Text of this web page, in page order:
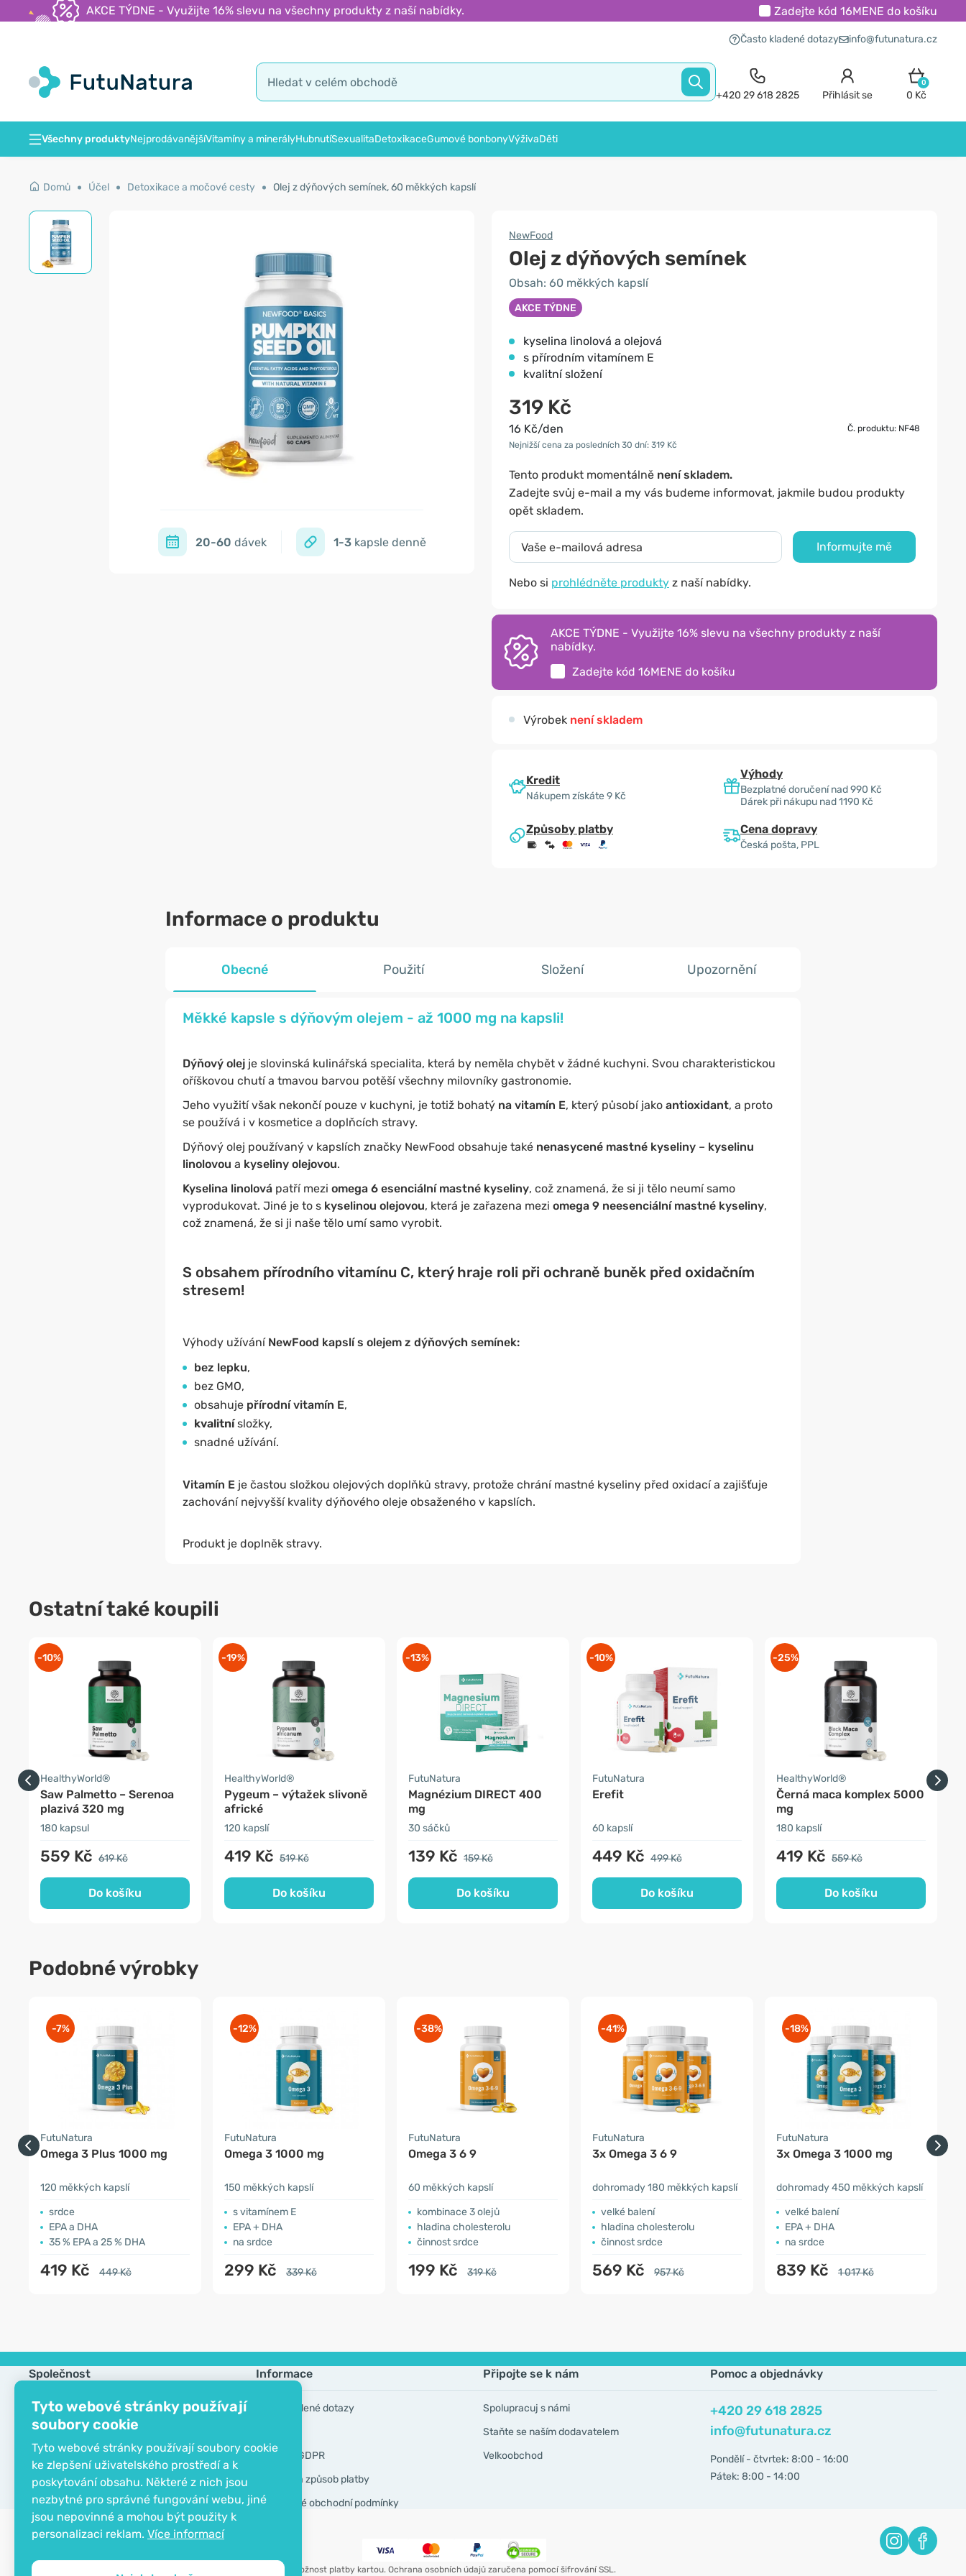
Tyto webové stránky používají
soubory cookie
Tyto webové stránky používají soubory cookie
ke zlepšení uživatelského prostředí a k
poskytování obsahu. Některé z nich jsou
nezbytné pro správné fungování webu, jiné
jsou nepovinné a mohou být použity k
personalizaci reklam. Více informací
AKCE TÝDNE - Využijte 16% slevu na všechny produkty z naší nabídky. Zadejte kód 16MENE do košíku
Často kladené dotazy info@futunatura.cz
+420 29 618 2825 Přihlásit se
0
0 Kč
Všechny produktyNejprodávanějšíVitamíny a minerályHubnutíSexualitaDetoxikaceGumové bonbonyVýživaDěti
Domů Účel Detoxikace a močové cesty Olej z dýňových semínek, 60 měkkých kapslí
20-60 dávek 1-3kapsle denně
NewFood
Olej z dýňových semínek
Obsah: 60 měkkých kapslí
AKCE TÝDNE
kyselina linolová a olejová
s přírodním vitamínem E
kvalitní složení
319 Kč
16 Kč/den
Č. produktu: NF48
Nejnižší cena za posledních 30 dní: 319 Kč
Tento produkt momentálně není skladem.
Zadejte svůj e-mail a my vás budeme informovat, jakmile budou produkty
opět skladem.
Informujte mě
Nebo si prohlédněte produkty z naší nabídky.
AKCE TÝDNE - Využijte 16% slevu na všechny produkty z naší
nabídky.
Zadejte kód 16MENE do košíku
Výrobek není skladem
Kredit
Nákupem získáte 9 Kč
Výhody
Bezplatné doručení nad 990 Kč
Dárek při nákupu nad 1190 Kč
Způsoby platby Cena dopravy
Česká pošta, PPL
Informace o produktu
Obecné Použití Složení Upozornění
Měkké kapsle s dýňovým olejem - až 1000 mg na kapsli!
Dýňový olejje slovinská kulinářská specialita, která by neměla chybět v žádné kuchyni. Svou charakteristickou
oříškovou chutí a tmavou barvou potěší všechny milovníky gastronomie.
Jeho využití však nekončí pouze v kuchyni, je totiž bohatý na vitamín E, který působí jako antioxidant, a proto
se používá i v kosmetice a doplňcích stravy.
Dýňový olej používaný v kapslích značky NewFood obsahuje také nenasycené mastné kyseliny– kyselinu
linolovou a kyseliny olejovou.
Kyselina linolovápatří mezi omega 6 esenciální mastné kyseliny, což znamená, že si ji tělo neumí samo
vyprodukovat. Jiné je to s kyselinou olejovou, která je zařazena mezi omega 9 neesenciální mastné kyseliny,
což znamená, že si ji naše tělo umí samo vyrobit.
S obsahem přírodního vitamínu C, který hraje roli při ochraně buněk před oxidačním
stresem!
Výhody užívání NewFood kapslí s olejem z dýňových semínek:
bez lepku,
bez GMO,
obsahuje přírodní vitamín E,
kvalitnísložky,
snadné užívání.
Vitamín Eje častou složkou olejových doplňků stravy, protože chrání mastné kyseliny před oxidací a zajišťuje
zachování nejvyšší kvality dýňového oleje obsaženého v kapslích.
Produkt je doplněk stravy.
Ostatní také koupili
-10%
HealthyWorld®
Saw Palmetto – Serenoa
plazivá 320 mg
180 kapsul
559 Kč 619 Kč
Do košíku
-19%
HealthyWorld®
Pygeum – výtažek slivoně
africké
120 kapslí
419 Kč 519 Kč
Do košíku
-13%
FutuNatura
Magnézium DIRECT 400
mg
30 sáčků
139 Kč 159 Kč
Do košíku
-10%
FutuNatura
Erefit
60 kapslí
449 Kč 499 Kč
Do košíku
-25%
HealthyWorld®
Černá maca komplex 5000
mg
180 kapslí
419 Kč 559 Kč
Do košíku
Podobné výrobky
-7%
FutuNatura
Omega 3 Plus 1000 mg
120 měkkých kapslí
srdce
EPA a DHA
35 % EPA a 25 % DHA
419 Kč 449 Kč
-12%
FutuNatura
Omega 3 1000 mg
150 měkkých kapslí
s vitamínem E
EPA + DHA
na srdce
299 Kč 339 Kč
-38%
FutuNatura
Omega 3 6 9
60 měkkých kapslí
kombinace 3 olejů
​hladina cholesterolu
činnost srdce
199 Kč 319 Kč
-41%
FutuNatura
3x Omega 3 6 9
dohromady 180 měkkých kapslí
velké balení
​hladina cholesterolu
činnost srdce
569 Kč 957 Kč
-18%
FutuNatura
3x Omega 3 1000 mg
dohromady 450 měkkých kapslí
velké balení
EPA + DHA
na srdce
839 Kč 1 017 Kč
Společnost
Kontakt
O společnosti
EKO certifikát
Informace
Často kladené dotazy
Nástroje GDPR
Doprava a způsob platby
Všeobecné obchodní podmínky
Připojte se k nám
Spolupracuj s námi
Staňte se naším dodavatelem
Velkoobchod
Pomoc a objednávky
+420 29 618 2825
info@futunatura.cz
Pondělí - čtvrtek: 8:00 - 16:00
Pátek: 8:00 - 14:00
Možnost platby kartou. Ochrana osobních údajů zaručena pomocí šifrování SSL.